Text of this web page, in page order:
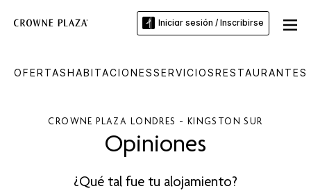
Iniciar sesión / Inscribirse
OFERTASHABITACIONESSERVICIOS
CROWNE PLAZA LONDRES - KINGSTON SUR
Opiniones
¿Qué tal fue tu alojamiento?